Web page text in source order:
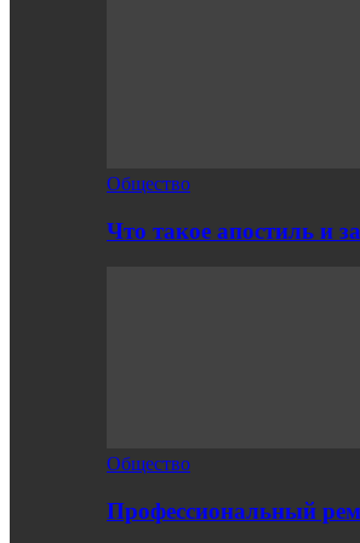
Общество
Что такое апостиль и
Общество
Профессиональный